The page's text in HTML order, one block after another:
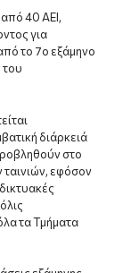
40 ΑΕΙ,
για
το 7ο εξάμηνο
διάρκειά
στο
ταινιών, εφόσον
τα Τμήματα